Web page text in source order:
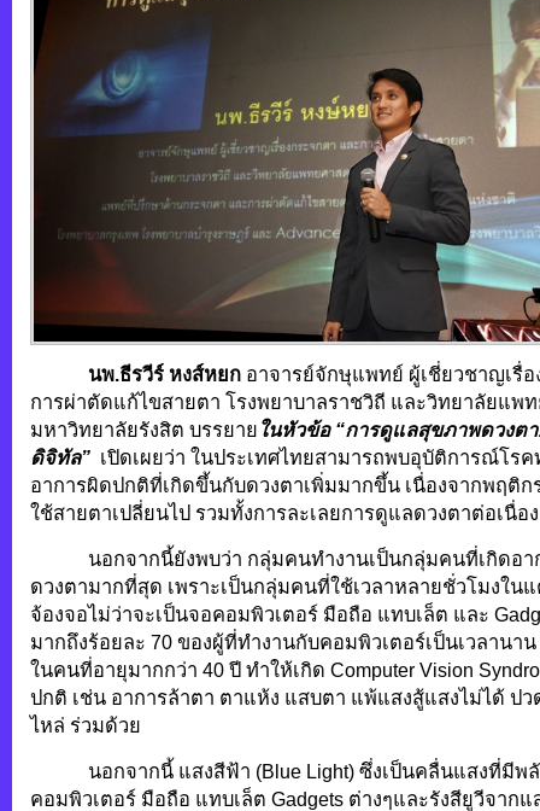
นพ.ธีรวีร์ หงส์หยก อาจารย์จักษุแพทย์ ผู้เชี่ยวชาญเรื่อ
การผ่าตัดแก้ไขสายตา โรงพยาบาลราชวิถี และวิทยาลัยแพ
มหาวิทยาลัยรังสิต บรรยาย ในหัวข้อ “การดูแลสุขภาพดวงต
ดิจิทัล” เปิดเผยว่า ในประเทศไทยสามารถพบอุบัติการณ์โร
อาการผิดปกติที่เกิดขึ้นกับดวงตาเพิ่มมากขึ้น เนื่องจากพฤติก
ใช้สายตาเปลี่ยนไป รวมทั้งการละเลยการดูแลดวงตาต่อเนื่อ
นอกจากนี้ยังพบว่า กลุ่มคนทำงานเป็นกลุ่มคนที่เกิดอา
ดวงตามากที่สุด เพราะเป็นกลุ่มคนที่ใช้เวลาหลายชั่วโมงใน
จ้องจอไม่ว่าจะเป็นจอคอมพิวเตอร์ มือถือ แทบเล็ต และ
มากถึงร้อยละ 70 ของผู้ที่ทำงานกับคอมพิวเตอร์เป็นเวลานา
ในคนที่อายุมากกว่า 40 ปี ทำให้เกิด Computer Vision
ปกติ เช่น อาการล้าตา ตาแห้ง แสบตา แพ้แสงสู้แสงไม่ได้ ป
ไหล่ ร่วมด้วย
นอกจากนี้ แสงสีฟ้า (Blue Light) ซึ่งเป็นคลื่นแสงที่มีพลั
คอมพิวเตอร์ มือถือ แทบเล็ต Gadgets ต่างๆและรังสียูวีจาก